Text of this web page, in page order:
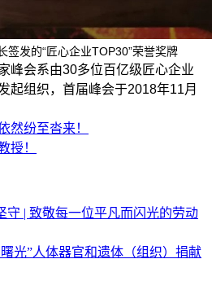
签发的“匠心企业TOP30”荣誉奖牌
会系由30多位百亿级匠心企业
起组织，首届峰会于2018年11月
然纷至沓来！
授！
守 | 致敬每一位平凡而闪光的劳动
曙光”人体器官和遗体（组织）捐献